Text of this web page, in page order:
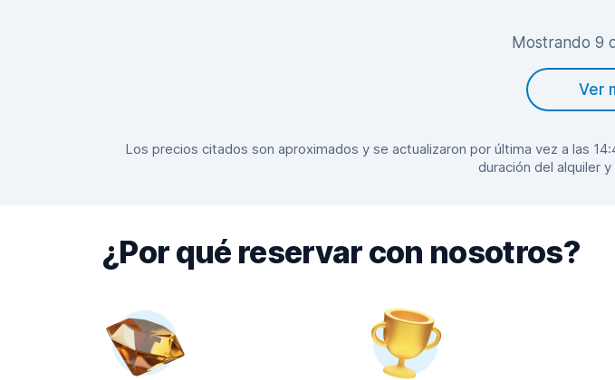
Mostrando 9
Ver
Los precios citados son aproximados y se actualizaron por última vez a las
duración del alquiler
¿Por qué reservar con nosotros?